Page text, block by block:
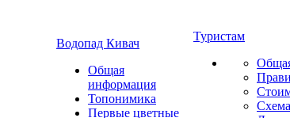
Водопад Кивач
Общая
информация
Топонимика
Первые цветные
Туристам